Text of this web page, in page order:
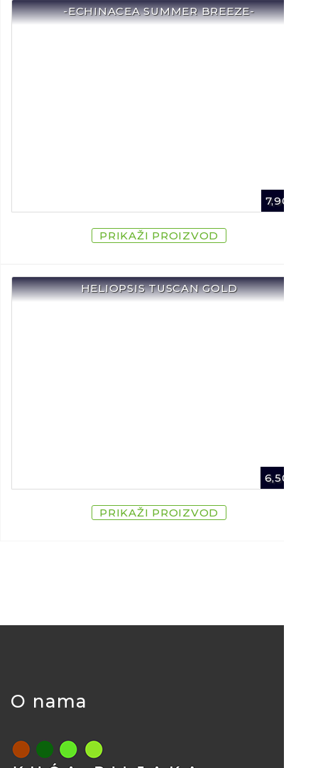
-ECHINACEA SUMMER BREEZE-
7,90
PRIKAŽI PROIZVOD
HELIOPSIS TUSCAN GOLD
6,50
PRIKAŽI PROIZVOD
O nama